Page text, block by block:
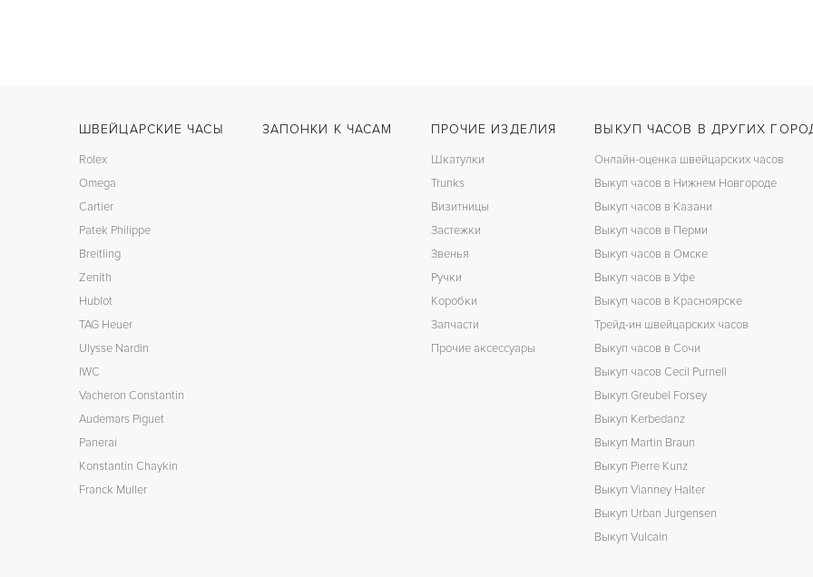
ШВЕЙЦАРСКИЕ ЧАСЫ
Rolex
Omega
Cartier
Patek Philippe
Breitling
Zenith
Hublot
TAG Heuer
Ulysse Nardin
IWC
Vacheron Constantin
Audemars Piguet
Panerai
Konstantin Chaykin
Franck Muller
ЗАПОНКИ К ЧАСАМ ПРОЧИЕ ИЗДЕЛИЯ
Шкатулки
Trunks
Визитницы
Застежки
Звенья
Ручки
Коробки
Запчасти
Прочие аксессуары
ВЫКУП ЧАСОВ В ДРУГИХ
Онлайн-оценка швейцарских часов
Выкуп часов в Нижнем Новгороде
Выкуп часов в Казани
Выкуп часов в Перми
Выкуп часов в Омске
Выкуп часов в Уфе
Выкуп часов в Красноярске
Трейд-ин швейцарских часов
Выкуп часов в Сочи
Выкуп часов Cecil Purnell
Выкуп Greubel Forsey
Выкуп Kerbedanz
Выкуп Martin Braun
Выкуп Pierre Kunz
Выкуп Vianney Halter
Выкуп Urban Jurgensen
Выкуп Vulcain